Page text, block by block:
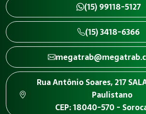
(15) 99118-5127
(15) 3418-6366
Rua Antônio Soares, 217
Paulistano
CEP: 18040-570 -